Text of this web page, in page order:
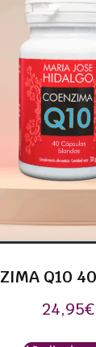
Q10
24,95€